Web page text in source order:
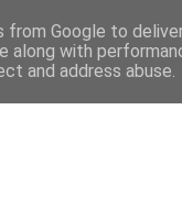
BUCH
from Google to
along with
and address abuse.